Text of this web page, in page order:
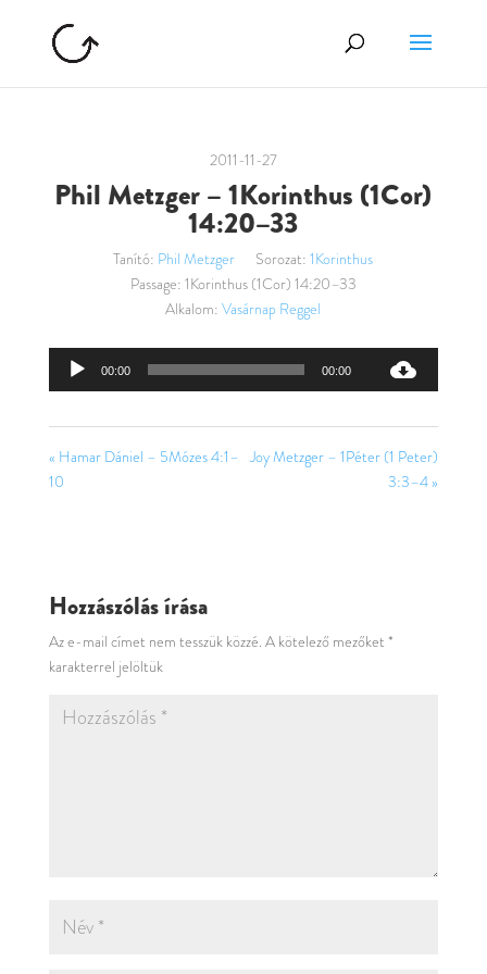
2011-11-27
Phil Metzger – 1Korinthus (1Cor)
14:20–33
Tanító: Phil Metzger Sorozat: 1Korinthus
Passage: 1Korinthus (1Cor) 14:20–33
Alkalom: Vasárnap Reggel
Audió
00:00 00:00
« Hamar Dániel – 5Mózes 4:1–
10
Joy Metzger – 1Péter (1 Peter)
3:3–4 »
Hozzászólás írása
Az e-mail címet nem tesszük közzé. A kötelező mezőket *
karakterrel jelöltük